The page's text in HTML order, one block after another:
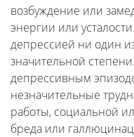
возбуждение или
энергии или
депрессией ни один
значительной
депрессивным
незначительные
работы, социальной
бреда или